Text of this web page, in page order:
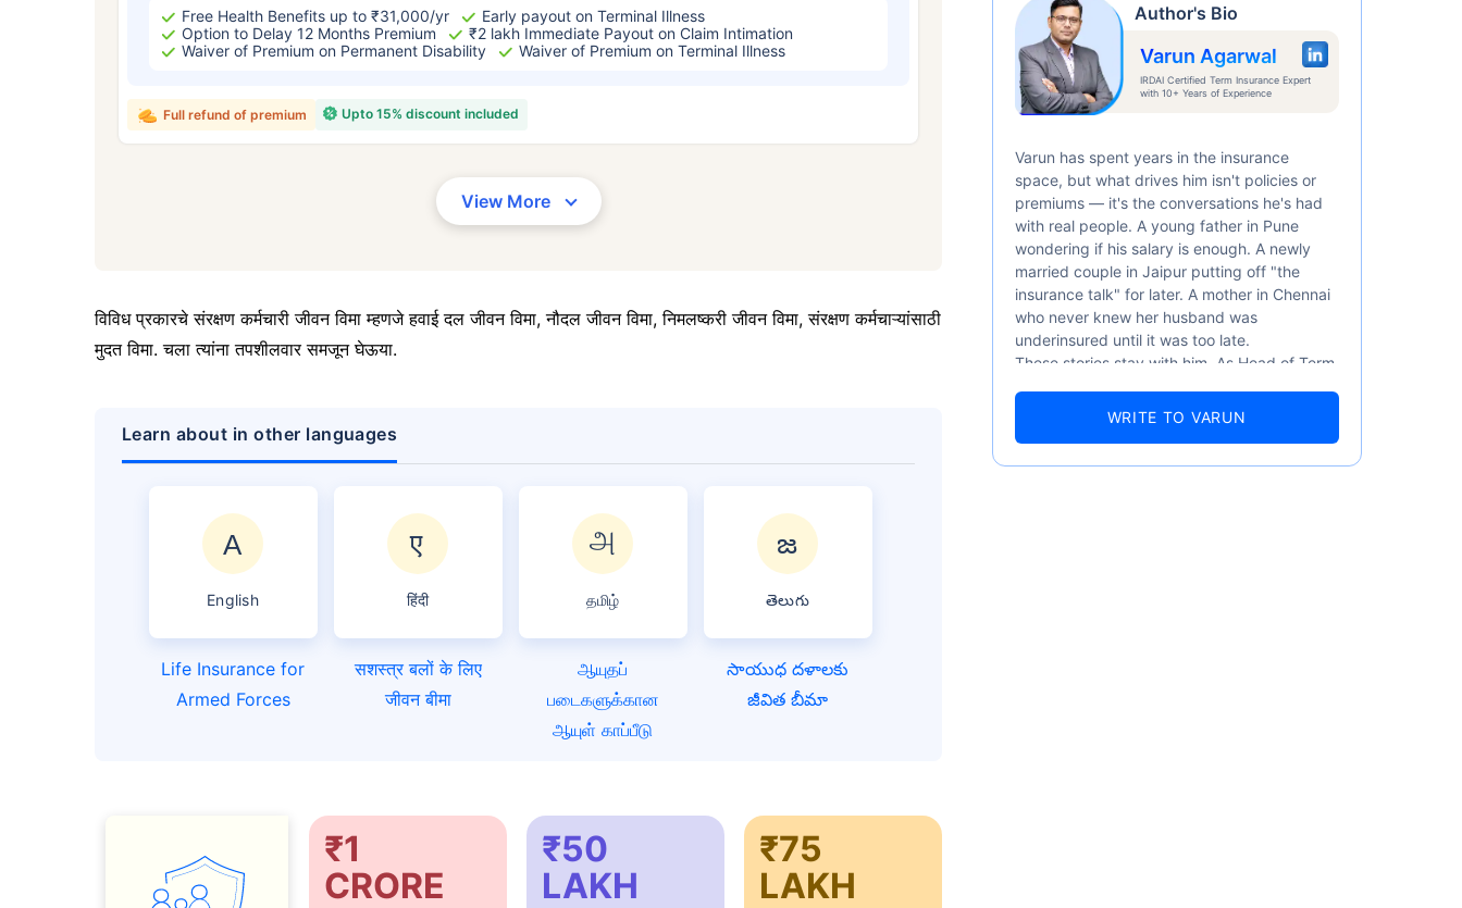
Free Health Benefits up to ₹31,000/yr
Early payout on Terminal Illness
Option to Delay 12 Months Premium
₹2 lakh Immediate Payout on Claim Intimation
Waiver of Premium on Permanent Disability
Waiver of Premium on Terminal Illness
Upto 15% discount included
Full refund of premium
View More
विविध प्रकारचे संरक्षण कर्मचारी जीवन विमा म्हणजे हवाई दल जीवन विमा, नौदल जीवन विमा, निमलष्करी जीवन विमा, संरक्षण कर्मचाऱ्यांसाठी
मुदत विमा. चला त्यांना तपशीलवार समजून घेऊया.
Learn about in other languages
English
Life Insurance for
Armed Forces
हिंदी
सशस्त्र बलों के लिए
जीवन बीमा
தமிழ்
ஆயுதப்
படைகளுக்கான
ஆயுள் காப்பீடு
తెలుగు
సాయుధ దళాలకు
జీవిత బీమా
₹1
CRORE
₹50
LAKH
₹75
LAKH
Author's Bio
Varun Agarwal
IRDAI Certified Term Insurance Expert
with 10+ Years of Experience
Varun has spent years in the insurance
space, but what drives him isn't policies or
premiums — it's the conversations he's had
with real people. A young father in Pune
wondering if his salary is enough. A newly
married couple in Jaipur putting off "the
insurance talk" for later. A mother in Chennai
who never knew her husband was
underinsured until it was too late.
These stories stay with him. As Head of Term
numbers well — 52.4% of Indians are aware
WRITE TO VARUN
*₹434 प्रति महिना, 1 कोटीच्या टर्म लाइफ विम्यासाठी सुरुवातीची किंमत आहे — धूम्रपान न करणाऱ्या, कोणतेही पूर्व-विद्यमान आजार नसलेल्या व्यक्तीसाठी, 36 वर्षे वयापर्यंत कव्हर। *₹630 प्रति महिना, 1 कोटीच्या टर्म लाइफ विम्यासाठी
सुरुवातीची किंमत आहे — धूम्रपान न करणाऱ्या, कोणतेही पूर्व-विद्यमान आजार नसलेल्या व्यक्तीसाठी, 46 वर्षे वयापर्यंत कव्हर। *₹1,376 प्रति महिना, 1 कोटीच्या टर्म लाइफ विम्यासाठी सुरुवातीची किंमत आहे — धूम्रपान न करणाऱ्या, कोणतेही पूर्व-